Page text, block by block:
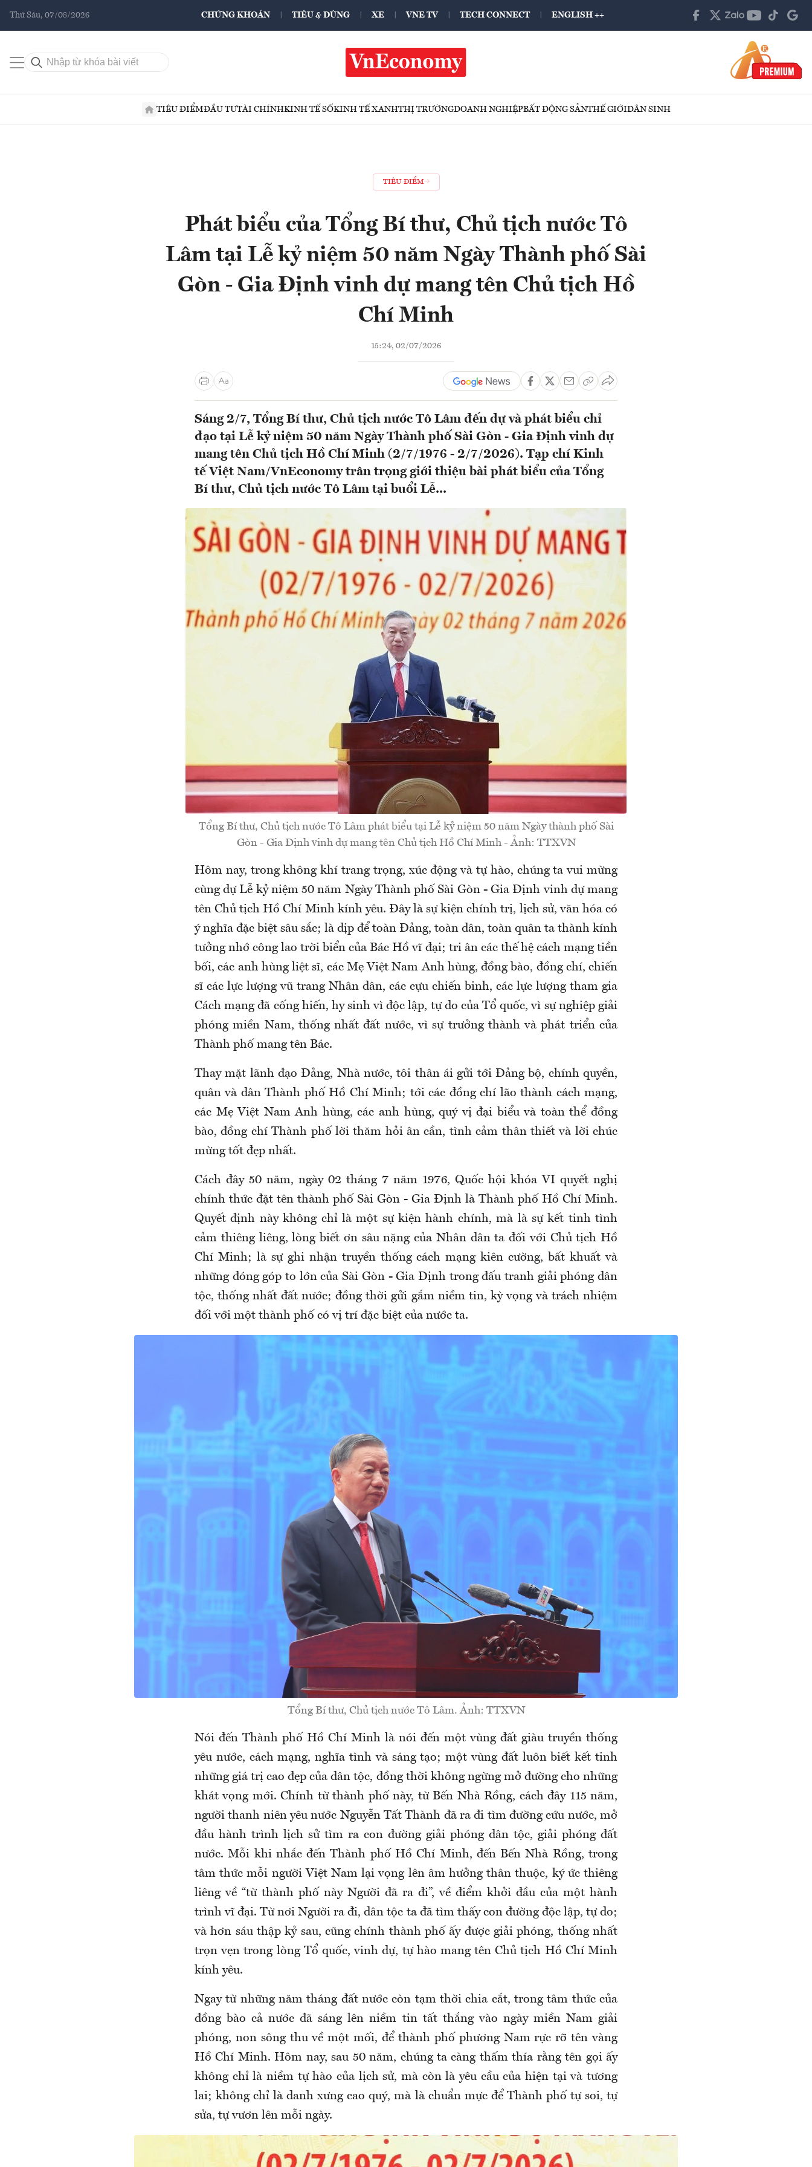
Thứ Sáu, 07/08/2026 CHỨNG KHOÁN TIÊU & DÙNG XE VNE TV TECH CONNECT ENGLISH ++
TIÊU ĐIỂMĐẦU TƯTÀI CHÍNHKINH TẾ SỐKINH TẾ XANHTHỊ TRƯỜNGDOANH NGHIỆPBẤT ĐỘNG SẢNTHẾ GIỚIDÂN SINH
TIÊU ĐIỂM
Phát biểu của Tổng Bí thư, Chủ tịch nước Tô
Lâm tại Lễ kỷ niệm 50 năm Ngày Thành phố Sài
Gòn - Gia Định vinh dự mang tên Chủ tịch Hồ
Chí Minh
15:24, 02/07/2026
Sáng 2/7, Tổng Bí thư, Chủ tịch nước Tô Lâm đến dự và phát biểu chỉ
đạo tại Lễ kỷ niệm 50 năm Ngày Thành phố Sài Gòn - Gia Định vinh dự
mang tên Chủ tịch Hồ Chí Minh (2/7/1976 - 2/7/2026). Tạp chí Kinh
tế Việt Nam/VnEconomy trân trọng giới thiệu bài phát biểu của Tổng
Bí thư, Chủ tịch nước Tô Lâm tại buổi Lễ...
Tổng Bí thư, Chủ tịch nước Tô Lâm phát biểu tại Lễ kỷ niệm 50 năm Ngày thành phố Sài
Gòn - Gia Định vinh dự mang tên Chủ tịch Hồ Chí Minh - Ảnh: TTXVN
Hôm nay, trong không khí trang trọng, xúc động và tự hào, chúng ta vui mừng
cùng dự Lễ kỷ niệm 50 năm Ngày Thành phố Sài Gòn - Gia Định vinh dự mang
tên Chủ tịch Hồ Chí Minh kính yêu. Đây là sự kiện chính trị, lịch sử, văn hóa có
ý nghĩa đặc biệt sâu sắc; là dịp để toàn Đảng, toàn dân, toàn quân ta thành kính
tưởng nhớ công lao trời biển của Bác Hồ vĩ đại; tri ân các thế hệ cách mạng tiền
bối, các anh hùng liệt sĩ, các Mẹ Việt Nam Anh hùng, đồng bào, đồng chí, chiến
sĩ các lực lượng vũ trang Nhân dân, các cựu chiến binh, các lực lượng tham gia
Cách mạng đã cống hiến, hy sinh vì độc lập, tự do của Tổ quốc, vì sự nghiệp giải
phóng miền Nam, thống nhất đất nước, vì sự trưởng thành và phát triển của
Thành phố mang tên Bác.
Thay mặt lãnh đạo Đảng, Nhà nước, tôi thân ái gửi tới Đảng bộ, chính quyền,
quân và dân Thành phố Hồ Chí Minh; tới các đồng chí lão thành cách mạng,
các Mẹ Việt Nam Anh hùng, các anh hùng, quý vị đại biểu và toàn thể đồng
bào, đồng chíThành phố lời thăm hỏi ân cần, tình cảm thân thiết và lời chúc
mừng tốt đẹp nhất.
Cách đây 50 năm, ngày 02 tháng 7 năm 1976, Quốc hội khóa VI quyết nghị
chính thức đặt tên thành phố Sài Gòn - Gia Định là Thành phố Hồ Chí Minh.
Quyết định nàykhông chỉ là một sự kiện hành chính, mà là sự kết tinh tình
cảm thiêng liêng, lòng biết ơn sâu nặng của Nhân dân ta đối với Chủ tịch Hồ
Chí Minh; là sự ghi nhận truyền thống cách mạng kiên cường, bất khuất và
những đóng góp to lớn của Sài Gòn - Gia Định trong đấu tranh giải phóng dân
tộc, thống nhất đất nước; đồng thời gửi gắm niềm tin, kỳ vọng và trách nhiệm
đối với một thành phố có vị trí đặc biệt của nước ta.
Tổng Bí thư, Chủ tịch nước Tô Lâm. Ảnh: TTXVN
Nói đến Thành phố Hồ Chí Minh là nói đến một vùng đất giàu truyền thống
yêu nước, cách mạng, nghĩa tình và sáng tạo; một vùng đất luôn biết kết tinh
những giá trị cao đẹp của dân tộc, đồng thời không ngừng mở đường cho những
khát vọng mới. Chính từ thành phố này, từ Bến Nhà Rồng, cách đây 115 năm,
người thanh niên yêu nước Nguyễn Tất Thành đã ra đi tìm đường cứu nước, mở
đầu hành trình lịch sử tìm ra con đường giải phóng dân tộc, giải phóng đất
nước. Mỗi khi nhắc đến Thành phố Hồ Chí Minh, đến Bến Nhà Rồng, trong
tâm thức mỗi người Việt Nam lại vọng lên âm hưởng thân thuộc, ký ức thiêng
liêng về “từ thành phố này Người đã ra đi”, về điểm khởi đầu của một hành
trình vĩ đại. Từ nơi Người ra đi, dân tộc ta đã tìm thấy con đường độc lập, tự do;
và hơn sáu thập kỷ sau, cũng chính thành phố ấy được giải phóng, thống nhất
trọn vẹn trong lòng Tổ quốc, vinh dự, tự hào mang tên Chủ tịch Hồ Chí Minh
kính yêu.
Ngay từ những năm tháng đất nước còn tạm thời chia cắt, trong tâm thức của
đồng bào cả nước đã sáng lên niềm tin tất thắng vào ngày miền Nam giải
phóng, non sông thu về một mối, để thành phố phương Nam rực rỡ tên vàng
Hồ Chí Minh. Hôm nay, sau 50 năm, chúng ta càng thấm thía rằng tên gọi ấy
không chỉ là niềm tự hào của lịch sử, mà còn là yêu cầu của hiện tại và tương
lai; không chỉ là danh xưng cao quý, mà là chuẩn mực để Thành phố tự soi, tự
sửa, tự vươn lên mỗi ngày.